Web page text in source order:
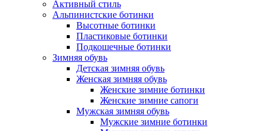
Активный стиль
Альпинистские ботинки
Высотные ботинки
Пластиковые ботинки
Подкошечные ботинки
Зимняя обувь
Детская зимняя обувь
Женская зимняя обувь
Женские зимние ботинки
Женские зимние сапоги
Мужская зимняя обувь
Мужские зимние ботинки